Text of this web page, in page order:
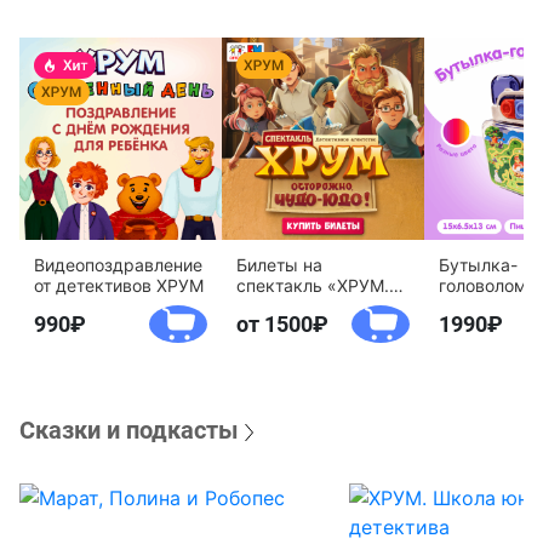
Видеопоздравление
от детективов ХРУМ
990
Билеты на
спектакль «ХРУМ.
Осторожно, Чудо-
Юдо!»
от 1500
Бутылка-
агентство
1990
Сказки и подкасты